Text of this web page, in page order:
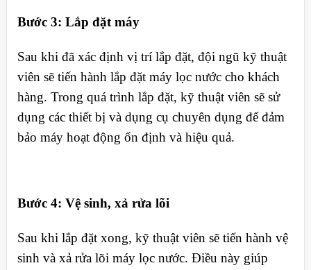
Bước 3: Lắp đặt máy
Sau khi đã xác định vị trí lắp đặt, đội ngũ kỹ thuật
viên sẽ tiến hành lắp đặt máy lọc nước cho khách
hàng. Trong quá trình lắp đặt, kỹ thuật viên sẽ sử
dụng các thiết bị và dụng cụ chuyên dụng để đảm
bảo máy hoạt động ổn định và hiệu quả.
Bước 4: Vệ sinh, xả rửa lõi
Sau khi lắp đặt xong, kỹ thuật viên sẽ tiến hành vệ
sinh và xả rửa lõi máy lọc nước. Điều này giúp